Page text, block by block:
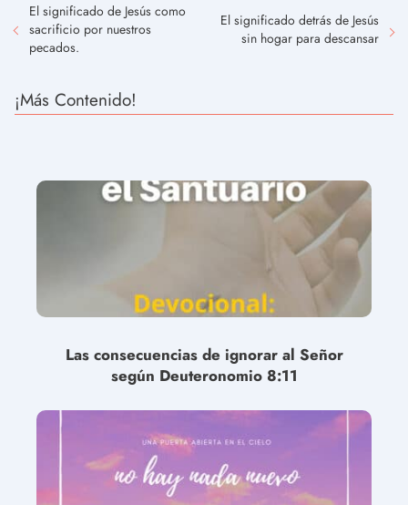
El significado de Jesús como
sacrificio por nuestros
pecados.
El significado detrás de Jesús
sin hogar para descansar
¡Más Contenido!
Las consecuencias de ignorar al Señor
según Deuteronomio 8:11